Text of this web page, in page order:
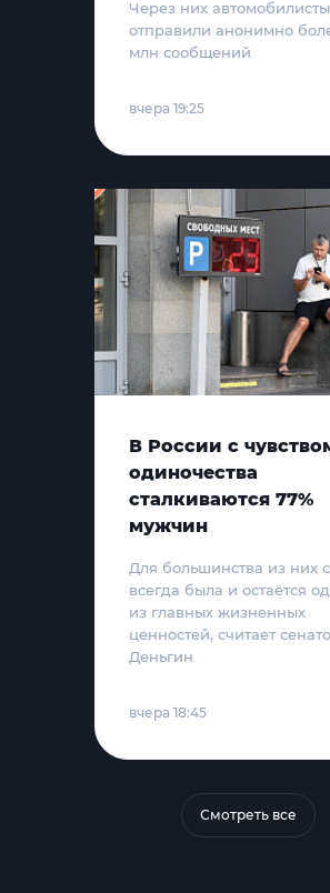
Через них
отправили анонимно
млн сообщений
вчера 19:25
В России с
одиночества
сталкиваются 77%
мужчин
Для большинства из них
всегда была и остаётся
из главных жизненных
ценностей, считает
Деньгин
вчера 18:45
Смотреть все